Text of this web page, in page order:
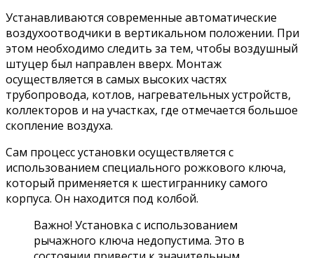
Устанавливаются современные автоматические
воздухоотводчики в вертикальном положении. При
этом необходимо следить за тем, чтобы воздушный
штуцер был направлен вверх. Монтаж
осуществляется в самых высоких частях
трубопровода, котлов, нагревательных устройств,
коллекторов и на участках, где отмечается большое
скопление воздуха.
Сам процесс установки осуществляется с
использованием специального рожкового ключа,
который применяется к шестиграннику самого
корпуса. Он находится под колбой.
Важно! Установка с использованием
рычажного ключа недопустима. Это в